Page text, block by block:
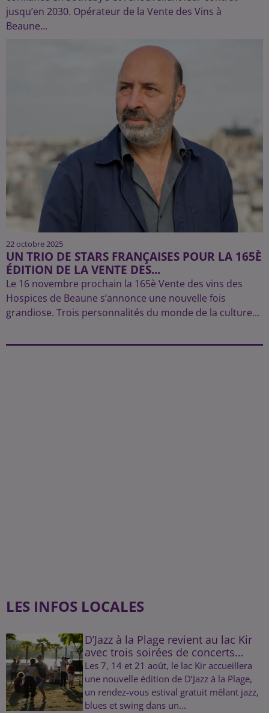
jusqu’en 2030. Opérateur de la Vente des Vins à
Beaune...
22 octobre 2025
UN TRIO DE STARS FRANÇAISES POUR LA 165È
ÉDITION DE LA VENTE DES...
Le 16 novembre prochain la 165è Vente des vins des
Hospices de Beaune s’annonce une nouvelle fois
grandiose. Trois personnalités du monde de la culture...
LES INFOS LOCALES
D’Jazz à la Plage revient au lac Kir
avec trois soirées de concerts...
Les 7, 14 et 21 août, le lac Kir accueillera
une nouvelle édition de D’Jazz à la Plage,
un rendez-vous estival gratuit mêlant jazz,
blues et swing dans un...